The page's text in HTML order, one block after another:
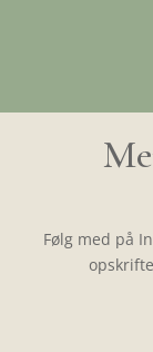
Følg med på